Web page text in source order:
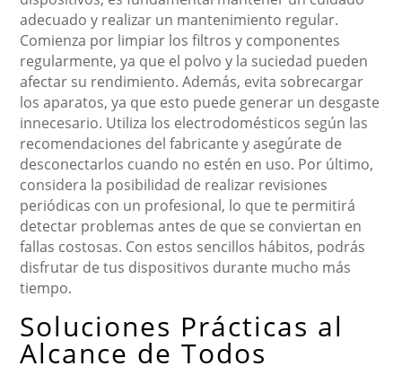
adecuado y realizar un mantenimiento regular.
Comienza por limpiar los filtros y componentes
regularmente, ya que el polvo y la suciedad pueden
afectar su rendimiento. Además, evita sobrecargar
los aparatos, ya que esto puede generar un desgaste
innecesario. Utiliza los electrodomésticos según las
recomendaciones del fabricante y asegúrate de
desconectarlos cuando no estén en uso. Por último,
considera la posibilidad de realizar revisiones
periódicas con un profesional, lo que te permitirá
detectar problemas antes de que se conviertan en
fallas costosas. Con estos sencillos hábitos, podrás
disfrutar de tus dispositivos durante mucho más
tiempo.
Soluciones Prácticas al
Alcance de Todos